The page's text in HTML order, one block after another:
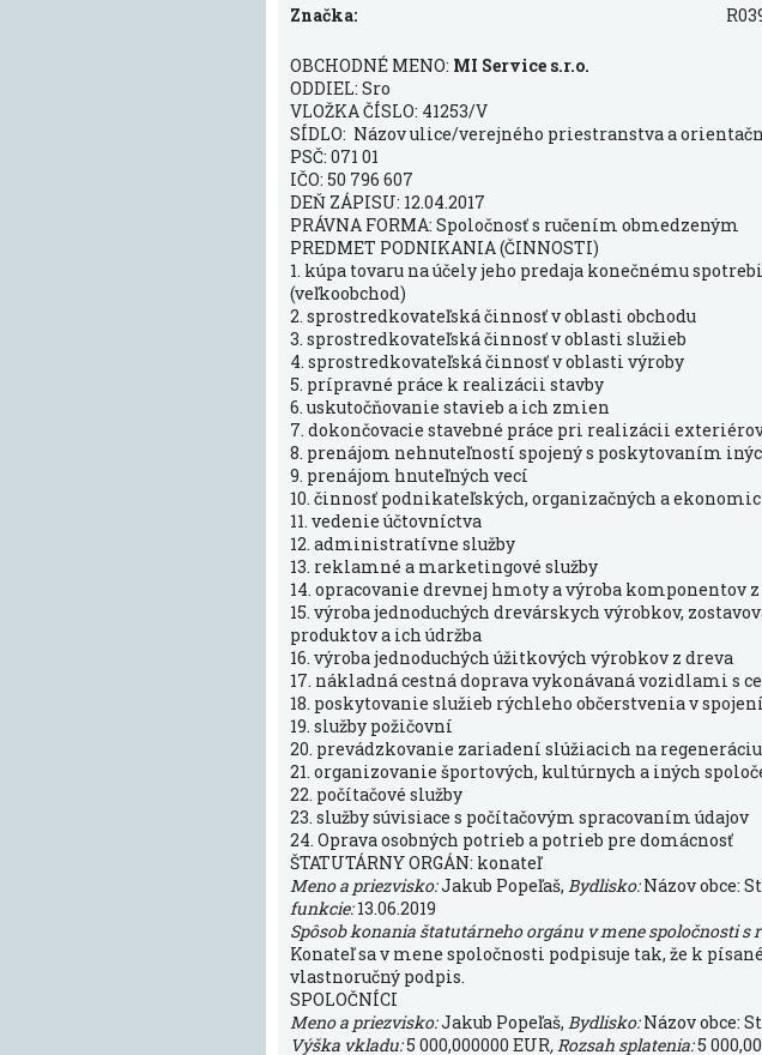
Značka:
OBCHODNÉ MENO: MI Service s.r.o.
ODDIEL: Sro
VLOŽKA ČÍSLO: 41253/V
SÍDLO: Názov ulice/verejného priestranstva a
PSČ: 071 01
IČO: 50 796 607
DEŇ ZÁPISU: 12.04.2017
PRÁVNA FORMA: Spoločnosť s ručením obmedzeným
PREDMET PODNIKANIA (ČINNOSTI)
1. kúpa tovaru na účely jeho predaja konečnému
(veľkoobchod)
2. sprostredkovateľská činnosť v oblasti obchodu
3. sprostredkovateľská činnosť v oblasti služieb
4. sprostredkovateľská činnosť v oblasti výroby
5. prípravné práce k realizácii stavby
6. uskutočňovanie stavieb a ich zmien
7. dokončovacie stavebné práce pri realizácii
8. prenájom nehnuteľností spojený s poskytovaním
9. prenájom hnuteľných vecí
10. činnosť podnikateľských, organizačných a
11. vedenie účtovníctva
12. administratívne služby
13. reklamné a marketingové služby
14. opracovanie drevnej hmoty a výroba komponentov
15. výroba jednoduchých drevárskych výrobkov,
produktov a ich údržba
16. výroba jednoduchých úžitkových výrobkov z dreva
17. nákladná cestná doprava vykonávaná vozidlami s
18. poskytovanie služieb rýchleho občerstvenia v
19. služby požičovní
20. prevádzkovanie zariadení slúžiacich na
21. organizovanie športových, kultúrnych a iných
22. počítačové služby
23. služby súvisiace s počítačovým spracovaním údajov
24. Oprava osobných potrieb a potrieb pre domácnosť
ŠTATUTÁRNY ORGÁN: konateľ
Meno a priezvisko:Jakub Popeľaš, Bydlisko:Názov obce:
funkcie:13.06.2019
Spôsob konania štatutárneho orgánu v mene spoločnosti s
Konateľ sa v mene spoločnosti podpisuje tak, že k
vlastnoručný podpis.
SPOLOČNÍCI
Meno a priezvisko:Jakub Popeľaš, Bydlisko:Názov obce:
Výška vkladu:5 000,000000 EUR, Rozsah splatenia:5